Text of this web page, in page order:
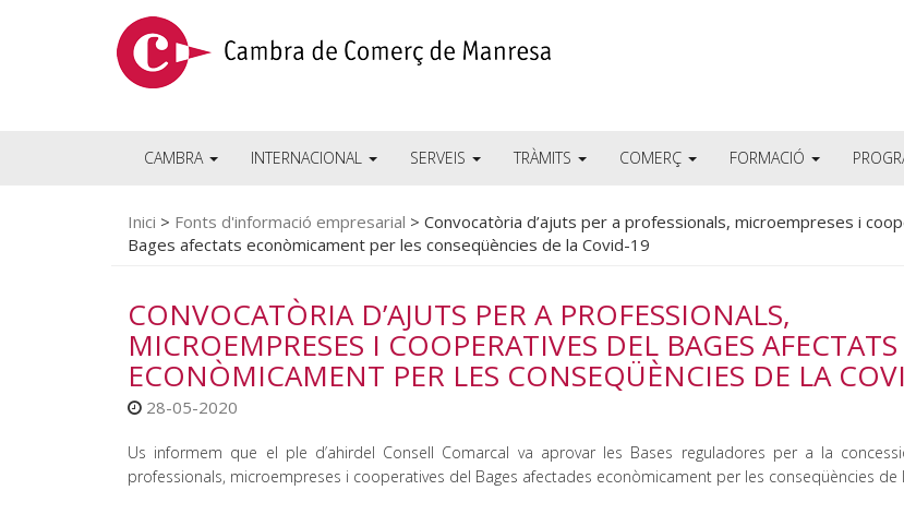
CAMBRA INTERNACIONAL SERVEIS TRÀMITS COMERÇ FORMACIÓ
Inici > Fonts d'informació empresarial > Convocatòria d’ajuts per a professionals, microempreses i
Bages afectats econòmicament per les conseqüències de la Covid-19
CONVOCATÒRIA D’AJUTS PER A PROFESSIONALS,
MICROEMPRESES I COOPERATIVES DEL BAGES AFECTATS
ECONÒMICAMENT PER LES CONSEQÜÈNCIES DE LA
28-05-2020
Us informem que el ple d’ahirdel Consell Comarcal va aprovar les Bases reguladores per a la
professionals, microempreses i cooperatives del Bages afectades econòmicament per les conseqüències de